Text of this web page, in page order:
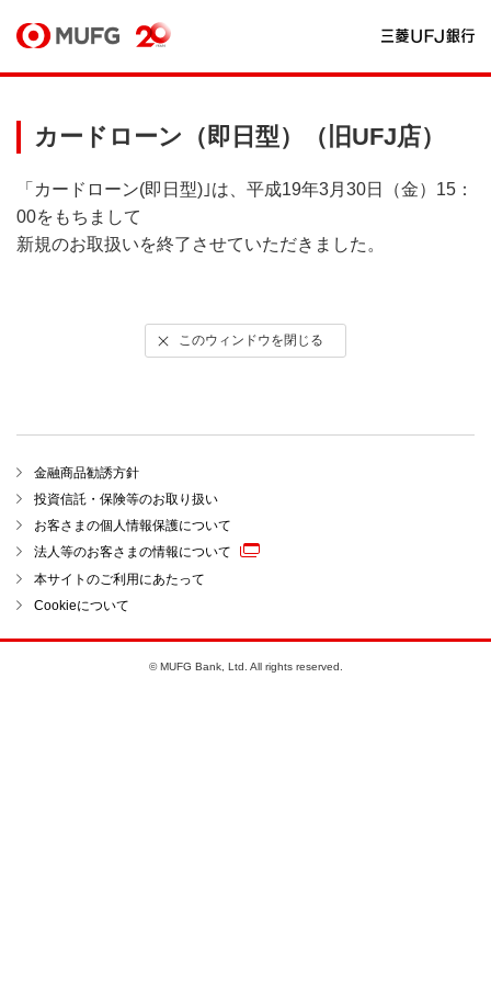
カードローン（即日型）（旧UFJ店）
「カードローン(即日型)｣は、平成19年3月30日（金）15：
00をもちまして
新規のお取扱いを終了させていただきました。
このウィンドウを閉じる
金融商品勧誘方針
投資信託・保険等のお取り扱い
お客さまの個人情報保護について
法人等のお客さまの情報について
本サイトのご利用にあたって
Cookieについて
© MUFG Bank, Ltd. All rights reserved.